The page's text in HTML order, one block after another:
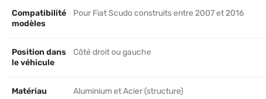
Compatibilité
modèles
Pour Fiat Scudo construits entre 2007 et 2016
Position dans
le véhicule
Côté droit ou gauche
Matériau Aluminium et Acier (structure)